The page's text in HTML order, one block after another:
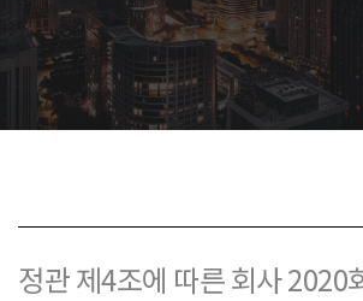
정관 제4조에 따른 회사 2020